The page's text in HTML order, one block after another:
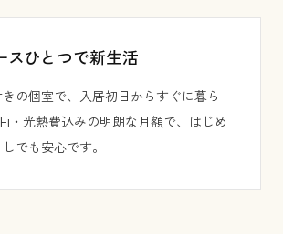
スひとつで新生活
の個室で、入居初日からすぐに暮ら
・光熱費込みの明朗な月額で、はじめ
でも安心です。